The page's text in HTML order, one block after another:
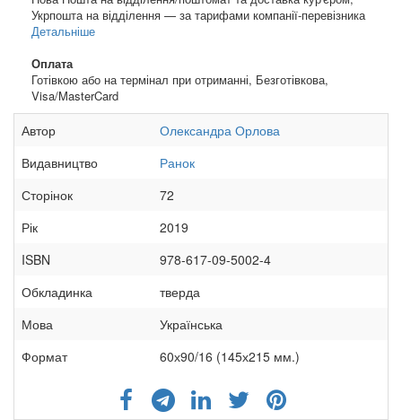
Укрпошта на відділення — за тарифами компанії-перевізника
Детальніше
Оплата
Готівкою або на термінал при отриманні, Безготівкова,
Visa/MasterCard
Автор
Олександра Орлова
Видавництво
Ранок
Сторінок
72
Рік
2019
ISBN
978-617-09-5002-4
Обкладинка
тверда
Мова
Українська
Формат
60х90/16 (145х215 мм.)